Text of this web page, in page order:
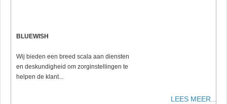
BLUEWISH
Wij bieden een breed scala aan diensten
en deskundigheid om zorginstellingen te
helpen de klant...
LEES MEER...